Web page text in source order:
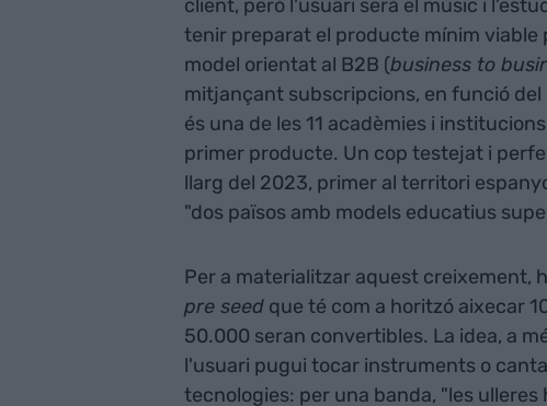
client, però l'usuari serà el músic i
tenir preparat el producte mínim viable
model orientat al B2B (business to
mitjançant subscripcions, en funció
és una de les 11 acadèmies i
primer producte. Un cop testejat i
llarg del 2023, primer al territori
"dos països amb models educatius
Per a materialitzar aquest creixement,
pre seedque té com a horitzó aixecar
50.000 seran convertibles. La idea, a
l'usuari pugui tocar instruments o
tecnologies: per una banda, "les